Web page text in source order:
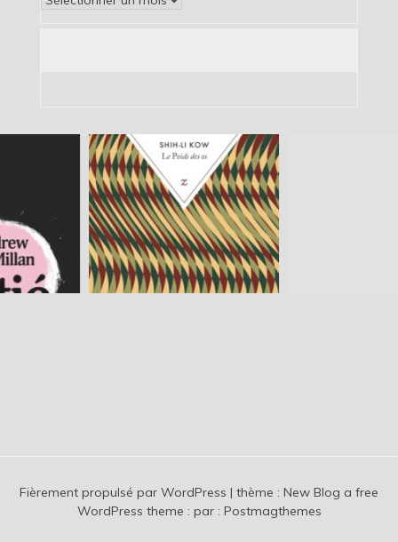
Fièrement propulsé par WordPress | thème : New Blog a free
WordPress theme : par : Postmagthemes